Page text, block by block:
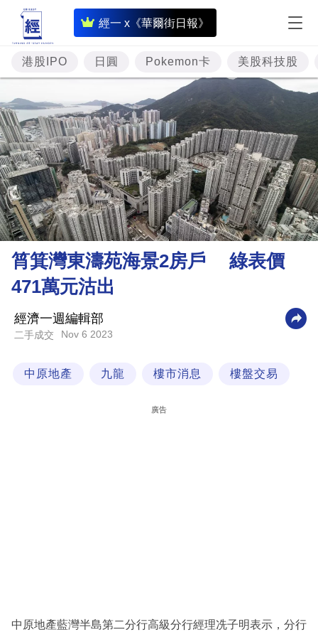
經一 x《華爾街日報》
即
時
財
經
專
題
投
資
樓
市
理
財
商
業
科
區
港股IPO 日圓 Pokemon卡 美股科技股
筲箕灣東濤苑海景2房戶 綠表價
471萬元沽出
經濟一週編輯部
二手成交 Nov 6 2023
中原地產 九龍 樓市消息 樓盤交易
廣告
中原地產藍灣半島第二分行高級分行經理冼子明表示，分行